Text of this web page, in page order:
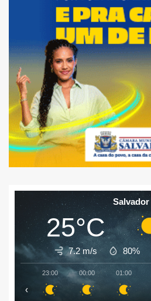
Salvador
25°C
7.2 m/s 80%
23:00 00:00 01:00
‹